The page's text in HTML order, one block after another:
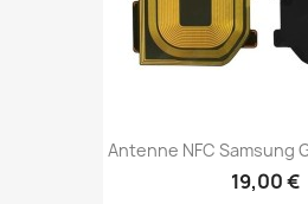
Antenne NFC Samsung
19,00 €